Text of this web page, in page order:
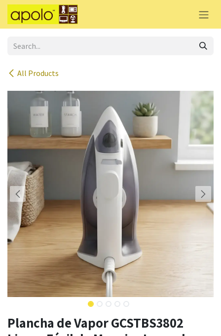
Skip to Content
All Products
Plancha de Vapor GCSTBS3802